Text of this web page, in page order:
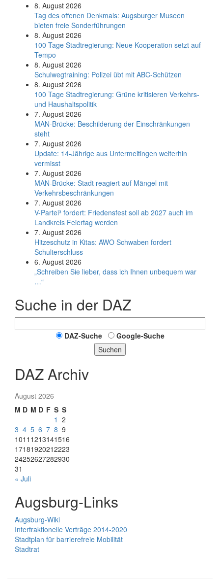
8. August 2026
Tag des offenen Denkmals: Augsburger Museen
bieten freie Sonderführungen
8. August 2026
100 Tage Stadtregierung: Neue Kooperation setzt auf
Tempo
8. August 2026
Schul­weg­trai­ning: Poli­zei übt mit ABC-Schüt­zen
8. August 2026
100 Tage Stadtregierung: Grüne kritisieren Verkehrs-
und Haushaltspolitik
7. August 2026
MAN-Brücke: Beschilderung der Einschränkungen
steht
7. August 2026
Update: 14-Jährige aus Untermeitingen weiterhin
vermisst
7. August 2026
MAN-Brücke: Stadt reagiert auf Mängel mit
Verkehrsbeschränkungen
7. August 2026
V-Partei­³ fordert: Friedens­fest soll ab 2027 auch im
Land­kreis Feier­tag werden
7. August 2026
Hitzeschutz in Kitas: AWO Schwaben fordert
Schulterschluss
6. August 2026
„Schreiben Sie lieber, dass ich Ihnen unbequem war
…“
Suche in der DAZ
DAZ-Suche
Google-Suche
Suchen
DAZ Archiv
August 2026
M D M D F S S
1 2
3 4 5 6 7 8 9
1011 1213141516
17181920212223
24252627282930
31
« Juli
Augsburg-Links
Augsburg-Wiki
Interfraktionelle Verträge 2014-2020
Stadtplan für barrierefreie Mobilität
Stadtrat